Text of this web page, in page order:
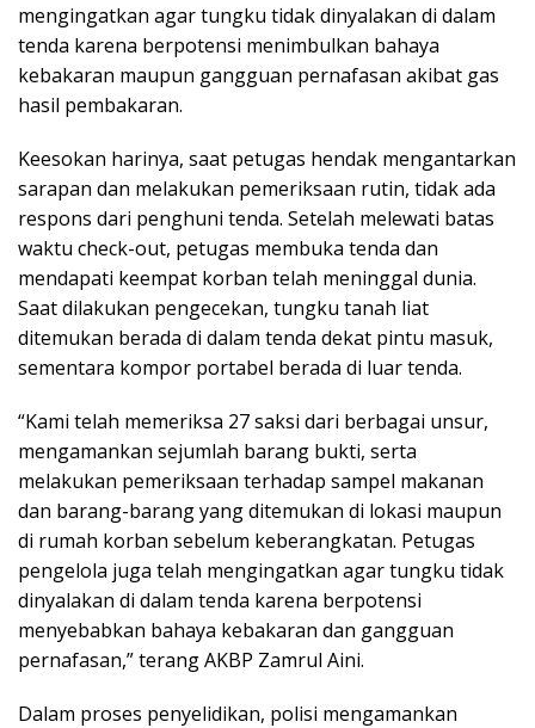
mengingatkan agar tungku tidak dinyalakan di dalam
tenda karena berpotensi menimbulkan bahaya
kebakaran maupun gangguan pernafasan akibat gas
hasil pembakaran.
Keesokan harinya, saat petugas hendak mengantarkan
sarapan dan melakukan pemeriksaan rutin, tidak ada
respons dari penghuni tenda. Setelah melewati batas
waktu check-out, petugas membuka tenda dan
mendapati keempat korban telah meninggal dunia.
Saat dilakukan pengecekan, tungku tanah liat
ditemukan berada di dalam tenda dekat pintu masuk,
sementara kompor portabel berada di luar tenda.
“Kami telah memeriksa 27 saksi dari berbagai unsur,
mengamankan sejumlah barang bukti, serta
melakukan pemeriksaan terhadap sampel makanan
dan barang-barang yang ditemukan di lokasi maupun
di rumah korban sebelum keberangkatan. Petugas
pengelola juga telah mengingatkan agar tungku tidak
dinyalakan di dalam tenda karena berpotensi
menyebabkan bahaya kebakaran dan gangguan
pernafasan,” terang AKBP Zamrul Aini.
Dalam proses penyelidikan, polisi mengamankan